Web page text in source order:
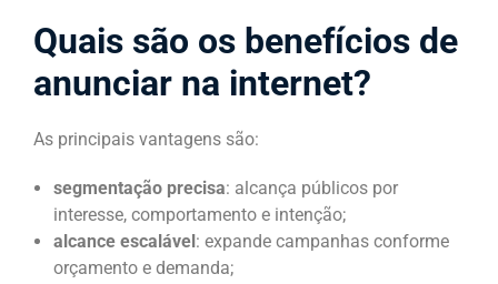
Quais são os benefícios de
anunciar na internet?
As principais vantagens são:
segmentação precisa: alcança públicos por
interesse, comportamento e intenção;
alcance escalável: expande campanhas conforme
orçamento e demanda;